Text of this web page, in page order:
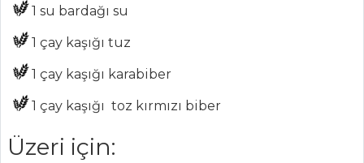
domatesli pilav
salatası çorbası
salatası çorbası
tarifi.
1 su bardağı su
1 çay kaşığı tuz
1 çay kaşığı karabiber
1 çay kaşığı toz kırmızı biber
Üzeri için: